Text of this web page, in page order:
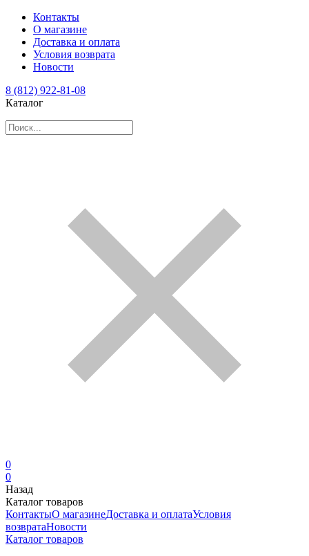
Контакты
О магазине
Доставка и оплата
Условия возврата
Новости
8 (812) 922-81-08
Каталог
0
0
Назад
Каталог товаров
КонтактыО магазинеДоставка и оплатаУсловия
возвратаНовости
Каталог товаров